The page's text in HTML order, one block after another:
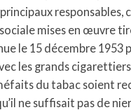
principaux responsables,
mises en œuvre
le 15 décembre 1953
les grands cigarettiers
du tabac soient
ne suffisait pas de